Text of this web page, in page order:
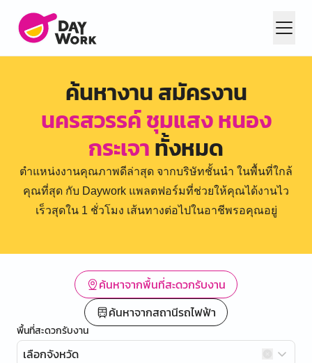
ค้นหางาน สมัครงาน
นครสวรรค์ ชุมแสง หนอง
กระเจาทั้งหมด
ตำแหน่งงานคุณภาพดีล่าสุด จากบริษัทชั้นนำ ในพื้นที่ใกล้
คุณที่สุด กับ Daywork แพลตฟอร์มที่ช่วยให้คุณได้งานไว
เร็วสุดใน 1 ชั่วโมง เส้นทางต่อไปในอาชีพรอคุณอยู่
ค้นหาจากพื้นที่สะดวกรับงาน
ค้นหาจากสถานีรถไฟฟ้า
พื้นที่สะดวกรับงาน
เลือกจังหวัด